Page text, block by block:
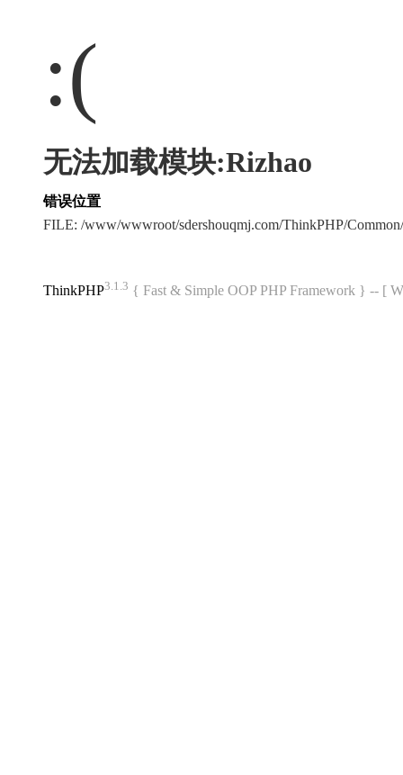
:(
无法加载模块:Rizhao
错误位置
FILE: /www/wwwroot/sdershouqmj.com/ThinkPHP/
ThinkPHP3.1.3 { Fast & Simple OOP PHP Framework } -- [